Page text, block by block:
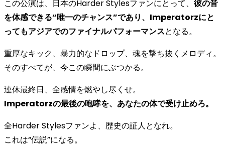
この公演は、日本のHarder Stylesファンにとって、 彼の音
を体感できる“唯一のチャンス”であり、Imperatorzにと
ってもアジアでのファイナルパフォーマンスとなる。
重厚なキック、暴力的なドロップ、魂を撃ち抜くメロディ。
そのすべてが、今この瞬間にぶつかる。
連休最終日、全感情を燃やし尽くせ。
Imperatorzの最後の咆哮を、あなたの体で受け止めろ。
全Harder Stylesファンよ、歴史の証人となれ。
これは“伝説”になる。